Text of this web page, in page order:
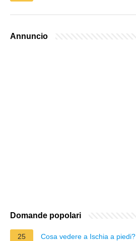
Annuncio
Domande popolari
25 Cosa vedere a Ischia a piedi?